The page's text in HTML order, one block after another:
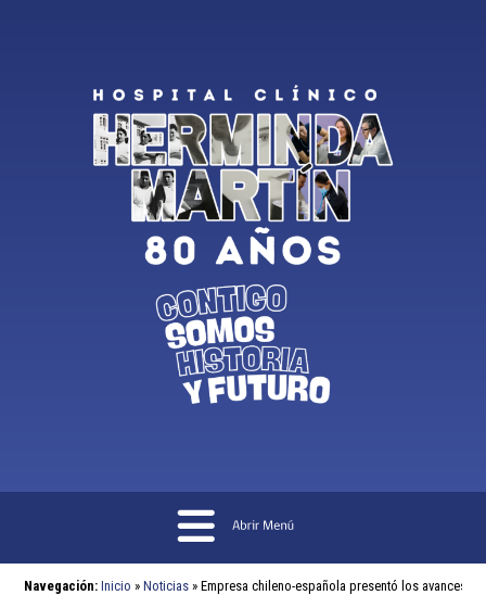
Navegación: Inicio » Noticias » Empresa chileno-española presentó los avances